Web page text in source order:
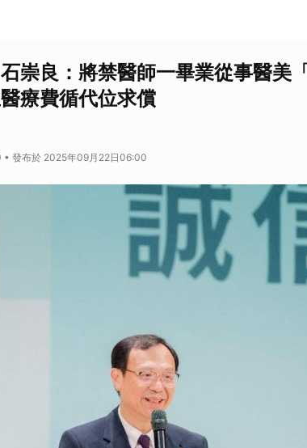
崇良：將禁醫師一畢業從事醫美
療費循代位求償
發布於 2025年09月22日06:00